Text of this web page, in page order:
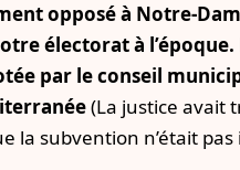
opposé à Notre-
électorat à l’époque.
par le conseil
(La justice avait
la subvention n’était